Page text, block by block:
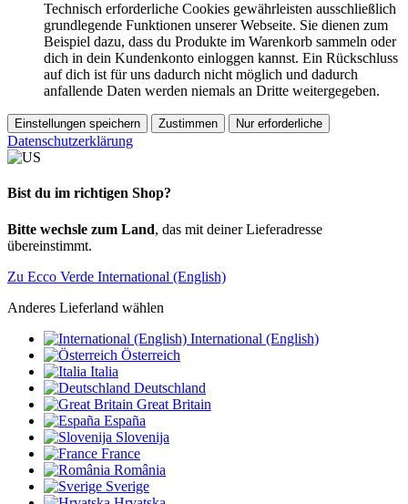
Technisch erforderliche Cookies gewährleisten ausschließlich
grundlegende Funktionen unserer Webseite. Sie dienen zum
Beispiel dazu, dass du Produkte im Warenkorb sammeln oder
dich in dein Kundenkonto einloggen kannst. Ein Rückschluss
auf dich ist für uns dadurch nicht möglich und dadurch
anfallende Daten werden niemals an Dritte weitergegeben.
Einstellungen speichern Zustimmen Nur erforderliche
Datenschutzerklärung
Bist du im richtigen Shop?
Bitte wechsle zum Land, das mit deiner Lieferadresse
übereinstimmt.
Zu Ecco Verde International (English)
Anderes Lieferland wählen
International (English)
Österreich
Italia
Deutschland
Great Britain
España
Slovenija
France
România
Sverige